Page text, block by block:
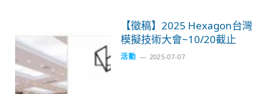
【徵稿】2025 Hexagon台灣
模擬技術大會~10/20截止
活動 2025-07-07